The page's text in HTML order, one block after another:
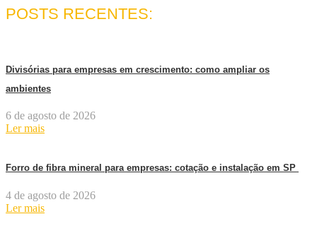
POSTS RECENTES:
Divisórias para empresas em crescimento: como ampliar os
ambientes
6 de agosto de 2026
Ler mais
Forro de fibra mineral para empresas: cotação e instalação em SP
4 de agosto de 2026
Ler mais